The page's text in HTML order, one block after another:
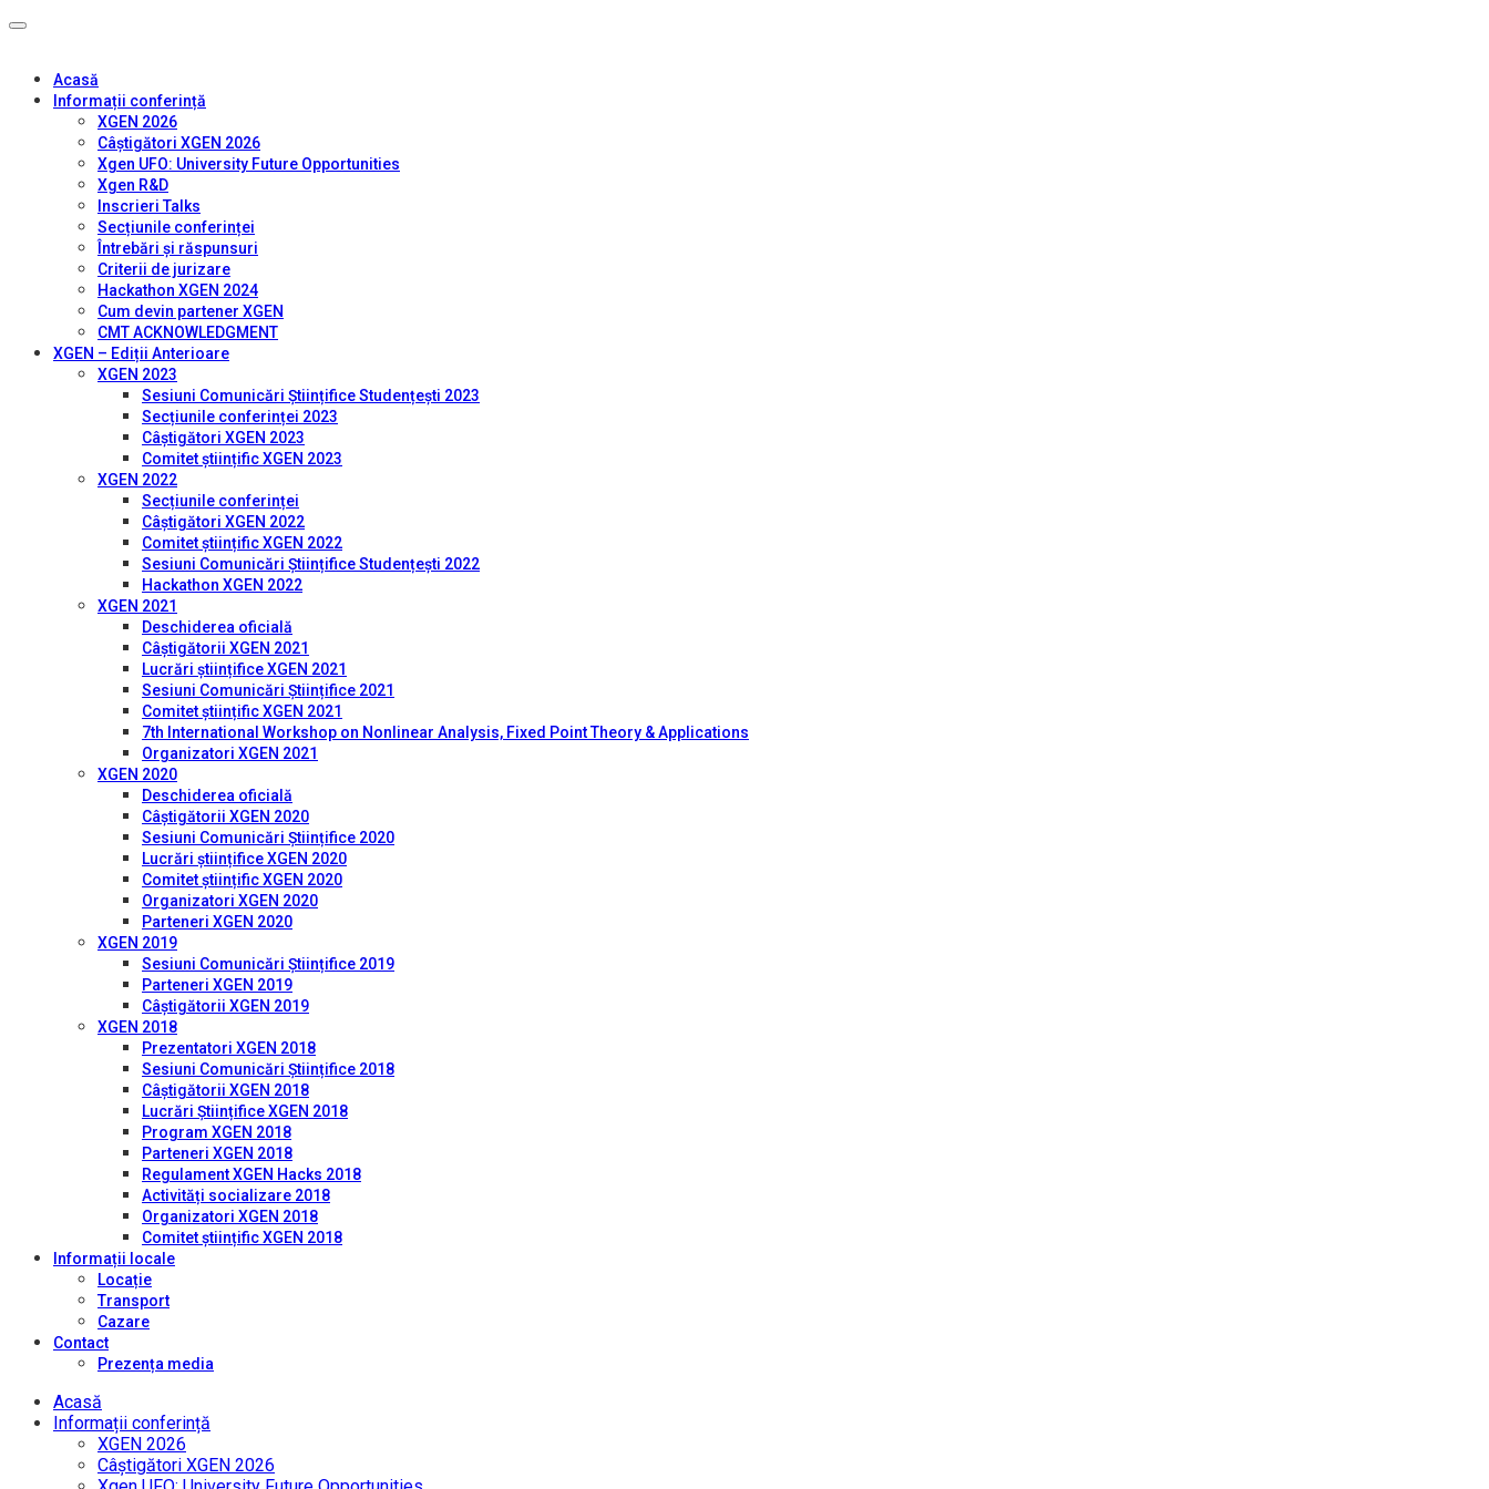
Acasă
Informații conferință
XGEN 2026
Câștigători XGEN 2026
Xgen UFO: University Future Opportunities
Xgen R&D
Inscrieri Talks
Secțiunile conferinței
Întrebări și răspunsuri
Criterii de jurizare
Hackathon XGEN 2024
Cum devin partener XGEN
CMT ACKNOWLEDGMENT
XGEN – Ediții Anterioare
XGEN 2023
Sesiuni Comunicări Științifice Studențești 2023
Secțiunile conferinței 2023
Câștigători XGEN 2023
Comitet științific XGEN 2023
XGEN 2022
Secțiunile conferinței
Câștigători XGEN 2022
Comitet științific XGEN 2022
Sesiuni Comunicări Științifice Studențești 2022
Hackathon XGEN 2022
XGEN 2021
Deschiderea oficială
Câștigătorii XGEN 2021
Lucrări științifice XGEN 2021
Sesiuni Comunicări Științifice 2021
Comitet științific XGEN 2021
7th International Workshop on Nonlinear Analysis, Fixed Point Theory & Applications
Organizatori XGEN 2021
XGEN 2020
Deschiderea oficială
Câștigătorii XGEN 2020
Sesiuni Comunicări Științifice 2020
Lucrări științifice XGEN 2020
Comitet științific XGEN 2020
Organizatori XGEN 2020
Parteneri XGEN 2020
XGEN 2019
Sesiuni Comunicări Științifice 2019
Parteneri XGEN 2019
Câștigătorii XGEN 2019
XGEN 2018
Prezentatori XGEN 2018
Sesiuni Comunicări Științifice 2018
Câștigătorii XGEN 2018
Lucrări Științifice XGEN 2018
Program XGEN 2018
Parteneri XGEN 2018
Regulament XGEN Hacks 2018
Activități socializare 2018
Organizatori XGEN 2018
Comitet științific XGEN 2018
Informații locale
Locație
Transport
Cazare
Contact
Prezența media
Acasă
Informații conferință
XGEN 2026
Câștigători XGEN 2026